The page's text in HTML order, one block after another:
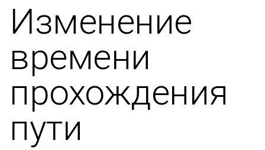
Изменение
времени
прохождения
пути